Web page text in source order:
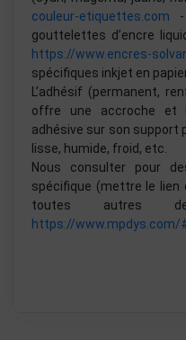
couleur-etiquettes.com -
gouttelettes d’encre
https://www.encres-
spécifiques inkjet en
L’adhésif (permanent,
offre une accroche et
adhésive sur son support
lisse, humide, froid, etc.
Nous consulter pour
spécifique (mettre le lien
toutes autres
https://